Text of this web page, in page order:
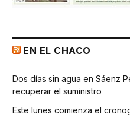
EN EL CHACO
Dos días sin agua en Sáenz
recuperar el suministro
Este lunes comienza el